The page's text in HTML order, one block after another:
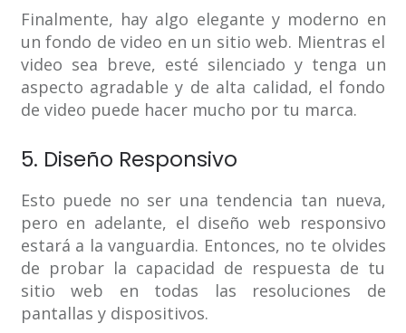
Finalmente, hay algo elegante y moderno en
un fondo de video en un sitio web. Mientras el
video sea breve, esté silenciado y tenga un
aspecto agradable y de alta calidad, el fondo
de video puede hacer mucho por tu marca.
5. Diseño Responsivo
Esto puede no ser una tendencia tan nueva,
pero en adelante, el diseño web responsivo
estará a la vanguardia. Entonces, no te olvides
de probar la capacidad de respuesta de tu
sitio web en todas las resoluciones de
pantallas y dispositivos.